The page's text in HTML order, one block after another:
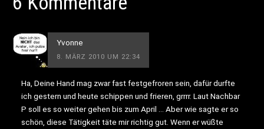
Yvonne
8. MÄRZ 2010 UM 22:34
Ha, Deine Hand mag zwar fast festgefroren sein, dafür durfte
ich gestern und heute schippen und frieren, grrrr. Laut Nachbar
P soll es so weiter gehen bis zum April … Aber wie sagte er so
schön, diese Tätigkeit täte mir richtig gut. Wenn er wüßte